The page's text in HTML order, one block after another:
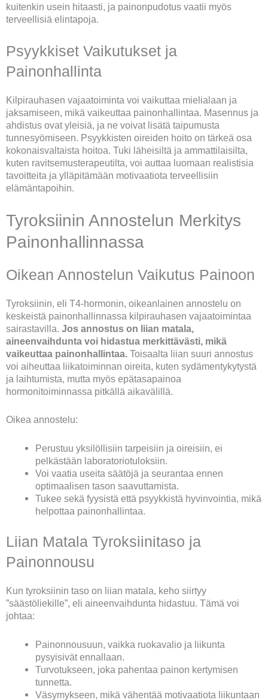
kuitenkin usein hitaasti, ja painonpudotus vaatii myös
terveellisiä elintapoja.
Psyykkiset Vaikutukset ja
Painonhallinta
Kilpirauhasen vajaatoiminta voi vaikuttaa mielialaan ja
jaksamiseen, mikä vaikeuttaa painonhallintaa. Masennus ja
ahdistus ovat yleisiä, ja ne voivat lisätä taipumusta
tunnesyömiseen. Psyykkisten oireiden hoito on tärkeä osa
kokonaisvaltaista hoitoa. Tuki läheisiltä ja ammattilaisilta,
kuten ravitsemusterapeutilta, voi auttaa luomaan realistisia
tavoitteita ja ylläpitämään motivaatiota terveellisiin
elämäntapoihin.
Tyroksiinin Annostelun Merkitys
Painonhallinnassa
Oikean Annostelun Vaikutus Painoon
Tyroksiinin, eli T4-hormonin, oikeanlainen annostelu on
keskeistä painonhallinnassa kilpirauhasen vajaatoimintaa
sairastavilla. Jos annostus on liian matala,
aineenvaihdunta voi hidastua merkittävästi, mikä
vaikeuttaa painonhallintaa. Toisaalta liian suuri annostus
voi aiheuttaa liikatoiminnan oireita, kuten sydämentykytystä
ja laihtumista, mutta myös epätasapainoa
hormonitoiminnassa pitkällä aikavälillä.
Oikea annostelu:
Perustuu yksilöllisiin tarpeisiin ja oireisiin, ei
pelkästään laboratoriotuloksiin.
Voi vaatia useita säätöjä ja seurantaa ennen
optimaalisen tason saavuttamista.
Tukee sekä fyysistä että psyykkistä hyvinvointia, mikä
helpottaa painonhallintaa.
Liian Matala Tyroksiinitaso ja
Painonnousu
Kun tyroksiinin taso on liian matala, keho siirtyy
”säästöliekille”, eli aineenvaihdunta hidastuu. Tämä voi
johtaa:
Painonnousuun, vaikka ruokavalio ja liikunta
pysyisivät ennallaan.
Turvotukseen, joka pahentaa painon kertymisen
tunnetta.
Väsymykseen, mikä vähentää motivaatiota liikuntaan